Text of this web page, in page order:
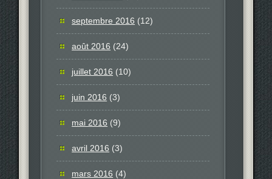
septembre 2016 (12)
août 2016 (24)
juillet 2016 (10)
juin 2016 (3)
mai 2016 (9)
avril 2016 (3)
mars 2016 (4)